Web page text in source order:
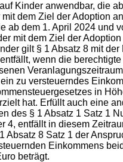
Kinder anwendbar, die
dem Ziel der Adoption
ab dem 1. April 2024 und
mit dem Ziel der Adoption
gilt § 1 Absatz 8 mit der
wenn die
zu versteuerndes
in
hat. Erfüllt auch eine
des § 1 Absatz 1 Satz 1
4, entfällt in diesem
Absatz 8 Satz 1 der
Einkommens
beträgt.